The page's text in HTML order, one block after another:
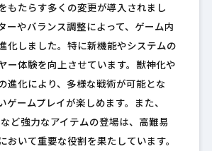
もたらす多くの変更が導入されまし
ーやバランス調整によって、ゲーム内
化しました。特に新機能やシステムの
ー体験を向上させています。獣神化や
進化により、多様な戦術が可能とな
ゲームプレイが楽しめます。また、
ど強力なアイテムの登場は、高難易
おいて重要な役割を果たしています。